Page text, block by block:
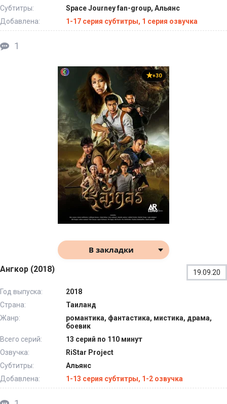
Субтитры:
Space Journey fan-group, Альянс
Добавлена:
1-17 серия субтитры, 1 серия озвучка
1
+30
В закладки
Ангкор (2018) 19.09.20
Год выпуска:
2018
Страна:
Таиланд
Жанр:
романтика, фантастика, мистика, драма,
боевик
Всего серий:
13 серий по 110 минут
Озвучка:
RiStar Project
Субтитры:
Альянс
Добавлена:
1-13 серия субтитры, 1-2 озвучка